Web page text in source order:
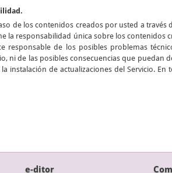
de los contenidos creados por usted a
la responsabilidad única sobre los contenidos
responsable de los posibles problemas
ni de las posibles consecuencias que puedan
instalación de actualizaciones del Servicio.
e-ditor